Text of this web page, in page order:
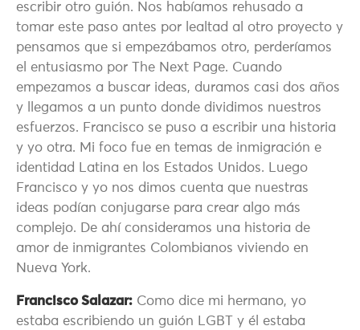
escribir otro guión. Nos habíamos rehusado a
tomar este paso antes por lealtad al otro proyecto y
pensamos que si empezábamos otro, perderíamos
el entusiasmo por The Next Page. Cuando
empezamos a buscar ideas, duramos casi dos años
y llegamos a un punto donde dividimos nuestros
esfuerzos. Francisco se puso a escribir una historia
y yo otra. Mi foco fue en temas de inmigración e
identidad Latina en los Estados Unidos. Luego
Francisco y yo nos dimos cuenta que nuestras
ideas podían conjugarse para crear algo más
complejo. De ahí consideramos una historia de
amor de inmigrantes Colombianos viviendo en
Nueva York.
Francisco Salazar: Como dice mi hermano, yo
estaba escribiendo un guión LGBT y él estaba